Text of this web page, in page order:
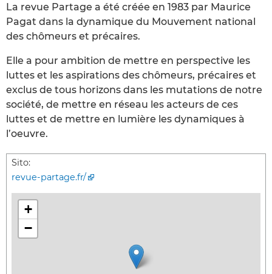
La revue Partage a été créée en 1983 par Maurice
Pagat dans la dynamique du Mouvement national
des chômeurs et précaires.
Elle a pour ambition de mettre en perspective les
luttes et les aspirations des chômeurs, précaires et
exclus de tous horizons dans les mutations de notre
société, de mettre en réseau les acteurs de ces
luttes et de mettre en lumière les dynamiques à
l’oeuvre.
Sito:
revue-partage.fr/
+
−